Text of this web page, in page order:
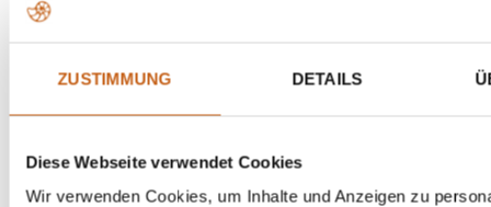
ZUSTIMMUNG DETAILS
Diese Webseite verwendet Cookies
Wir verwenden Cookies, um Inhalte und Anzeigen zu